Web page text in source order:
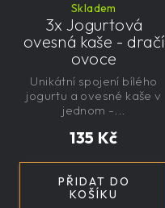
Skladem
3x Jogurtová
ovesná kaše - dračí
ovoce
135 Kč
PŘIDAT DO
KOŠÍKU
Unikátní spojení bílého
jogurtu a ovesné kaše v
jednom -...